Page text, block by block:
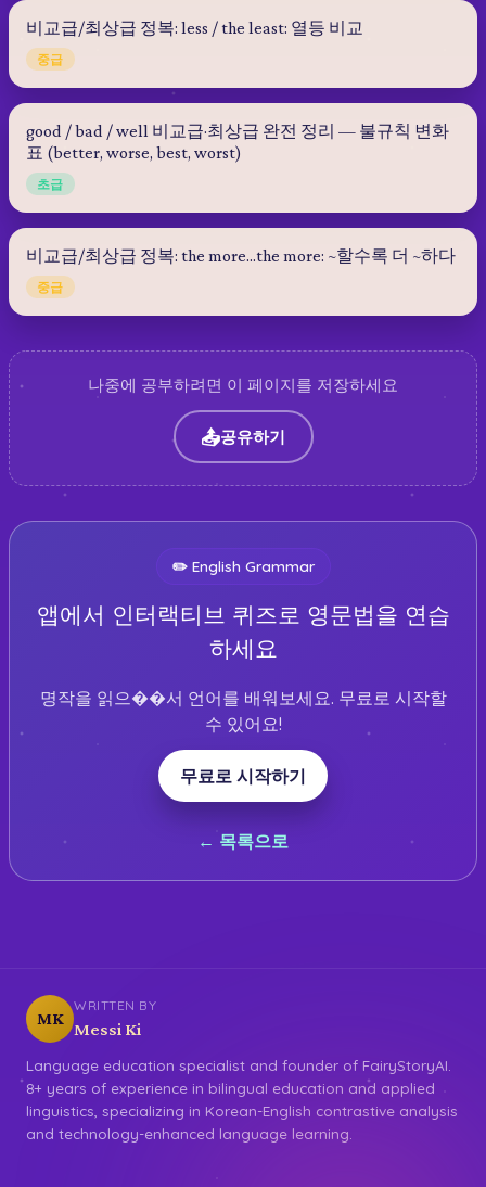
비교급/최상급 정복: less / the least: 열등 비교
중급
good / bad / well 비교급·최상급 완전 정리 — 불규칙 변화
표 (better, worse, best, worst)
초급
비교급/최상급 정복: the more...the more: ~할수록 더 ~하다
중급
나중에 공부하려면 이 페이지를 저장하세요
📤공유하기
✏️ English Grammar
앱에서 인터랙티브 퀴즈로 영문법을 연습
하세요
명작을 읽으��서 언어를 배워보세요. 무료로 시작할
수 있어요!
무료로 시작하기
← 목록으로
MK
WRITTEN BY
Messi Ki
Language education specialist and founder of FairyStoryAI.
8+ years of experience in bilingual education and applied
linguistics, specializing in Korean-English contrastive analysis
and technology-enhanced language learning.